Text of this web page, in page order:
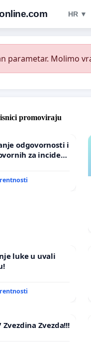
HR ▼
parametar. Molimo
promoviraju
odgovornosti i
za incident
Zagreba
luke u uvali
Zvezda!!!